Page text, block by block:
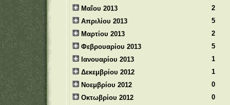
Μαΐου 2013
2
Απριλίου 2013
5
Μαρτίου 2013
2
Φεβρουαρίου 2013
5
Ιανουαρίου 2013
1
Δεκεμβρίου 2012
1
Νοεμβρίου 2012
0
Οκτωβρίου 2012
0